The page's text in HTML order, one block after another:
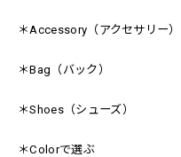
＊Accessory（アクセサリー）
＊Bag（バック）
＊Shoes（シューズ）
＊Colorで選ぶ